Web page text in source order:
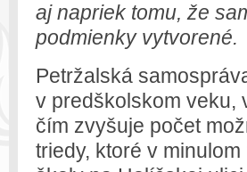
aj napriek tomu, že
podmienky vytvorené.
Petržalská
v predškolskom veku,
čím zvyšuje počet
triedy, ktoré v